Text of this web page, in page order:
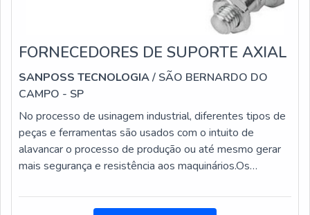
FORNECEDORES DE SUPORTE AXIAL
SANPOSS TECNOLOGIA/ SÃO BERNARDO DO
CAMPO - SP
No processo de usinagem industrial, diferentes tipos de
peças e ferramentas são usados com o intuito de
alavancar o processo de produção ou até mesmo gerar
mais segurança e resistência aos maquinários.Os
em torres de tornos CNC com sistema de fixação